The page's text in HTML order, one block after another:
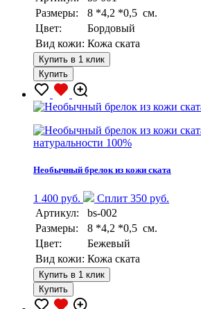
Размеры:
8 *4,2 *0,5 см.
Цвет:
Бордовый
Вид кожи: Кожа ската
Купить в 1 клик
Купить
натуральности 100%
Необычный брелок из кожи ската
1 400 руб.
Сплит 350 руб.
Артикул:
bs-002
Размеры:
8 *4,2 *0,5 см.
Цвет:
Бежевый
Вид кожи: Кожа ската
Купить в 1 клик
Купить